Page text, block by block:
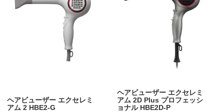
ヘアビューザー エクセレミ
アム 2 HBE2-G
ヘアビューザー エクセレミ
アム 2D Plus プロフェッシ
ョナル HBE2D-P